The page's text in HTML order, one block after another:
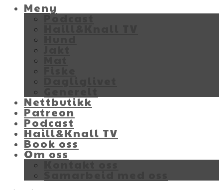
Meny
Podcast
Nettbutikk
Patreon
Podcast
Haill&Knall TV
Book oss
Om oss
Kontakt oss